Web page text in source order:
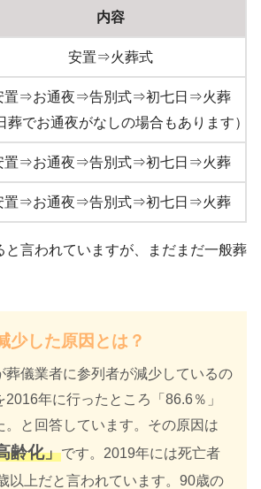
内容
安置⇒火葬式
置⇒お通夜⇒告別式⇒初七日⇒火葬
葬でお通夜がなしの場合もあります）
置⇒お通夜⇒告別式⇒初七日⇒火葬
置⇒お通夜⇒告別式⇒初七日⇒火葬
と言われていますが、まだまだ一般葬
少した原因とは？
葬儀業者に参列者が減少しているの
年に行ったところ「86.6％」
。と回答しています。その原因は
齢化」です。2019年には死亡者
以上だと言われています。90歳の